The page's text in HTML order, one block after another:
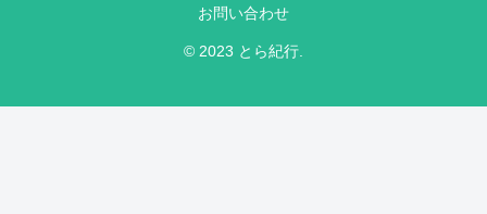
お問い合わせ
© 2023 とら紀行.